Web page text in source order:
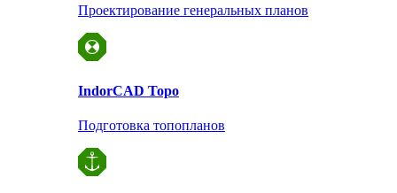
Проектирование генеральных планов
IndorCAD Topo
Подготовка топопланов